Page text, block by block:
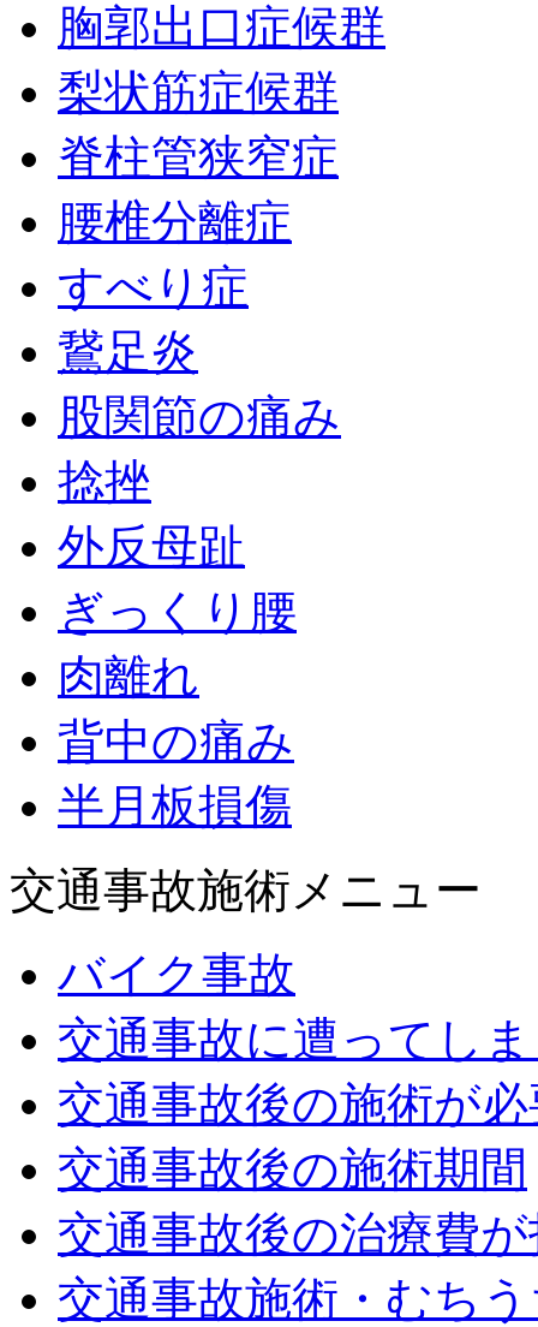
胸郭出口症候群
梨状筋症候群
脊柱管狭窄症
腰椎分離症
すべり症
鵞足炎
股関節の痛み
捻挫
外反母趾
ぎっくり腰
肉離れ
背中の痛み
半月板損傷
交通事故施術メニュー
バイク事故
交通事故に遭ってし
交通事故後の施術が
交通事故後の施術期間
交通事故後の治療費
交通事故施術・むち